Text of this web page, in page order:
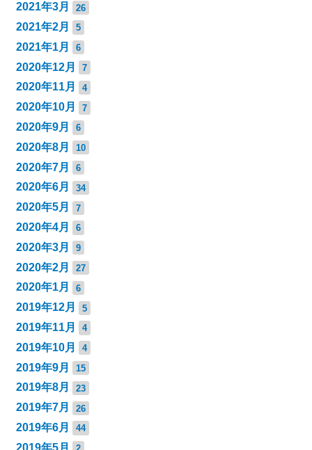
2021年3月 26
2021年2月 5
2021年1月 6
2020年12月 7
2020年11月 4
2020年10月 7
2020年9月 6
2020年8月 10
2020年7月 6
2020年6月 34
2020年5月 7
2020年4月 6
2020年3月 9
2020年2月 27
2020年1月 6
2019年12月 5
2019年11月 4
2019年10月 4
2019年9月 15
2019年8月 23
2019年7月 26
2019年6月 44
2019年5月